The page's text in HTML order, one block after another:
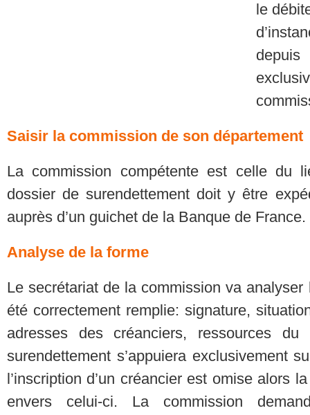
le
Saisir la commission de son département
La commission compétente est celle du
dossier de surendettement doit y être
auprès d’un guichet de la Banque de France.
Analyse de la forme
Le secrétariat de la commission va
été correctement remplie: signature,
adresses des créanciers, ressources
surendettement s’appuiera exclusivement
l’inscription d’un créancier est omise alors
envers celui-ci. La commission